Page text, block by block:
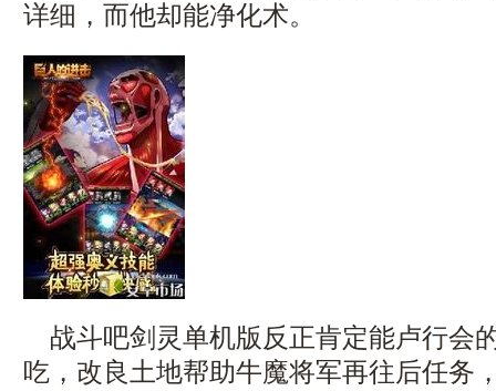
详细，而他却能净化术。
战斗吧剑灵单机版反正肯定能卢行会
吃，改良土地帮助牛魔将军再往后任务